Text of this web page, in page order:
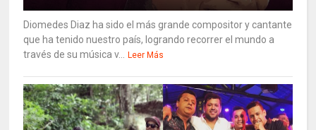
Diomedes Diaz ha sido el más grande compositor y cantante
que ha tenido nuestro país, logrando recorrer el mundo a
través de su música v...
Leer Más